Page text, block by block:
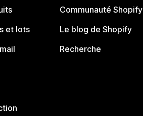
et lots
Communauté Shopify
Le blog de Shopify
Recherche